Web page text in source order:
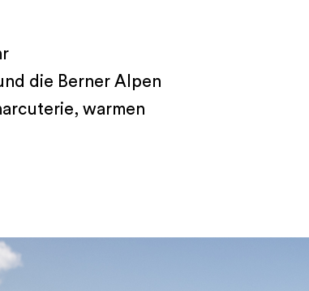
die Berner Alpen
warmen